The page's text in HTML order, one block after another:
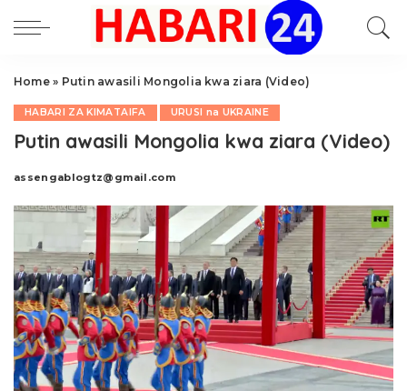
Home» Putin awasili Mongolia kwa ziara (Video)
HABARI ZA KIMATAIFA URUSI na UKRAINE
Putin awasili Mongolia kwa ziara (Video)
Posted
assengablogtz@gmail.com